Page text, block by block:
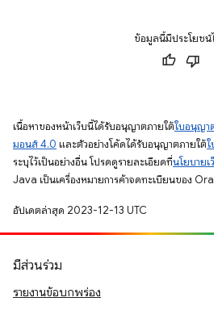
ข้อมูลนี้มีประโยชน์
เนื้อหาของหน้าเว็บนี้ได้รับอนุญาตภายใต้ใบอนุญา
มอนส์ 4.0 และตัวอย่างโค้ดได้รับอนุญาตภายใต้
ระบุไว้เป็นอย่างอื่น โปรดดูรายละเอียดที่นโยบาย
Java เป็นเครื่องหมายการค้าจดทะเบียนของ
อัปเดตล่าสุด 2023-12-13 UTC
มีส่วนร่วม
รายงานข้อบกพร่อง